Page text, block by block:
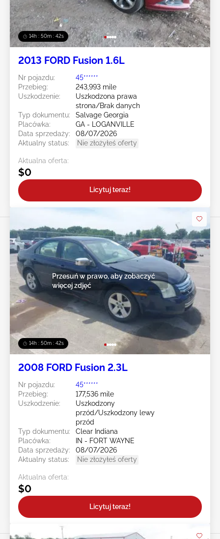
14h : 50m : 39s
2013 FORD Fusion 1.6L
Nr pojazdu:
45******
Przebieg:
243,993 mile
Uszkodzenie:
Uszkodzona prawa
strona/Brak danych
Typ dokumentu:
Salvage Georgia
Placówka:
GA - LOGANVILLE
Data sprzedaży:
08/07/2026
Aktualny status:
Nie złożyłeś oferty
Aktualna oferta:
$0
Licytuj teraz!
14h : 50m : 39s
Przesuń w prawo, aby zobaczyć
więcej zdjęć
2008 FORD Fusion 2.3L
Nr pojazdu:
45******
Przebieg:
177,536 mile
Uszkodzenie:
Uszkodzony
przód/Uszkodzony lewy
przód
Typ dokumentu:
Clear Indiana
Placówka:
IN - FORT WAYNE
Data sprzedaży:
08/07/2026
Aktualny status:
Nie złożyłeś oferty
Aktualna oferta:
$0
Licytuj teraz!